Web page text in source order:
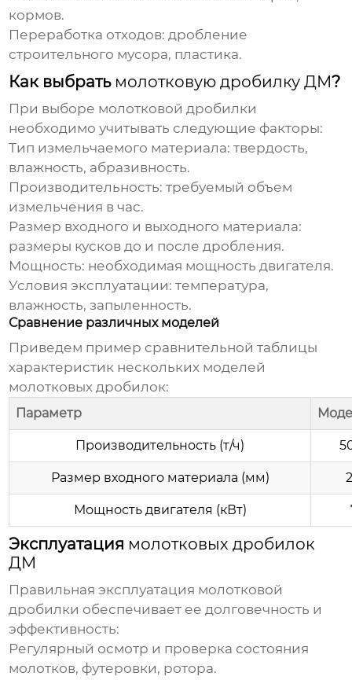
кормов.
Переработка отходов: дробление
строительного мусора, пластика.
Как выбрать молотковую дробилку ДМ?
При выборе молотковой дробилки
необходимо учитывать следующие факторы:
Тип измельчаемого материала: твердость,
влажность, абразивность.
Производительность: требуемый объем
измельчения в час.
Размер входного и выходного материала:
размеры кусков до и после дробления.
Мощность: необходимая мощность двигателя.
Условия эксплуатации: температура,
влажность, запыленность.
Сравнение различных моделей
Приведем пример сравнительной таблицы
характеристик нескольких моделей
молотковых дробилок:
Параметр
Производительность (т/ч)
Размер входного материала (мм)
Мощность двигателя (кВт)
Эксплуатация молотковых дробилок
ДМ
Правильная эксплуатация молотковой
дробилки обеспечивает ее долговечность и
эффективность:
Регулярный осмотр и проверка состояния
молотков, футеровки, ротора.